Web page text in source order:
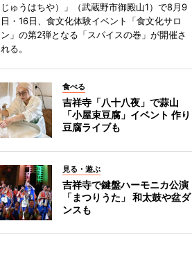
じゅうはちや）」（武蔵野市御殿山1）で8月9
日・16日、食文化体験イベント「食文化サロ
ン」の第2弾となる「スパイスの巻」が開催さ
れる。
食べる
吉祥寺「八十八夜」で蒜山
「小屋束豆腐」イベント 作り
豆腐ライブも
見る・遊ぶ
吉祥寺で鍵盤ハーモニカ公演
「まつりうた」 和太鼓や盆ダ
ンスも